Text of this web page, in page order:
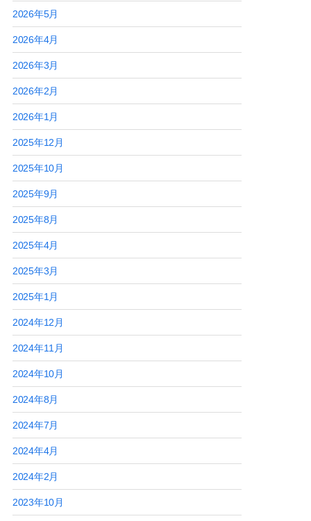
2026年5月
2026年4月
2026年3月
2026年2月
2026年1月
2025年12月
2025年10月
2025年9月
2025年8月
2025年4月
2025年3月
2025年1月
2024年12月
2024年11月
2024年10月
2024年8月
2024年7月
2024年4月
2024年2月
2023年10月